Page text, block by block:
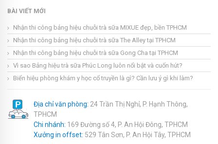
BÀI VIẾT MỚI
Nhận thi công bảng hiệu chuỗi trà sữa MIXUE đẹp, bền TPHCM
Nhận thi công bảng hiệu chuỗi trà sữa The Alley tại TPHCM
Nhận thi công bảng hiệu chuỗi trà sữa Gong Cha tại TPHCM
Vì sao Bảng hiệu trà sữa Phúc Long luôn nổi bật và cuốn hút?
Biển hiệu phòng khám y học cổ truyền là gì? Cần lưu ý gì khi làm?
Địa chỉ văn phòng: 24 Trần Thị Nghỉ, P. Hạnh Thông,
TPHCM
Chi nhánh: 169 Đường số 4, P. An Hội Đông, TPHCM
Xưởng in offset: 529 Tân Sơn, P. An Hội Tây, TPHCM